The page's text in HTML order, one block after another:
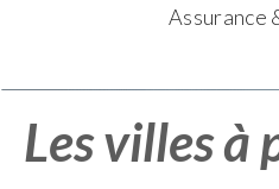
Assurance
Les villes à